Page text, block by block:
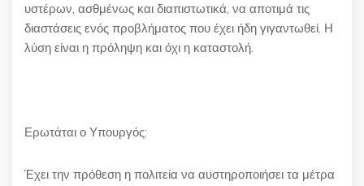
υστέρων, ασθμένως και διαπιστωτικά, να αποτιμά τις
διαστάσεις ενός προβλήματος που έχει ήδη γιγαντωθεί. Η
λύση είναι η πρόληψη και όχι η καταστολή.
Ερωτάται ο Υπουργός:
Έχει την πρόθεση η πολιτεία να αυστηροποιήσει τα μέτρα